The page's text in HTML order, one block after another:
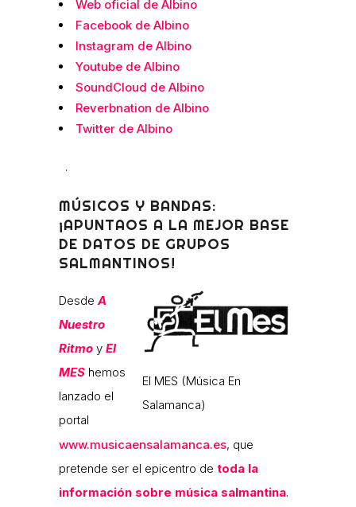
Web oficial de Albino
Facebook de Albino
Instagram de Albino
Youtube de Albino
SoundCloud de Albino
Reverbnation de Albino
Twitter de Albino
.
MÚSICOS Y BANDAS:
¡APUNTAOS A LA MEJOR BASE
DE DATOS DE GRUPOS
SALMANTINOS!
El MES (Música En
Salamanca)
DesdeA
Nuestro
Ritmo y El
MES hemos
lanzado el
portal
www.musicaensalamanca.es, que
pretende ser el epicentro de toda la
información sobre música salmantina.